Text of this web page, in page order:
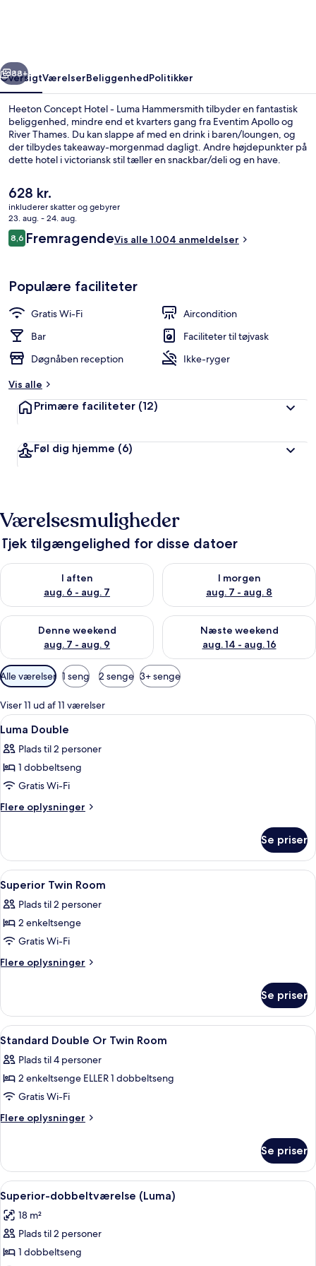
Næste
88+
OversigtVærelserBeliggenhedPolitikker
Heeton Concept Hotel - Luma Hammersmith tilbyder en fantastisk
beliggenhed, mindre end et kvarters gang fra Eventim Apollo og
River Thames. Du kan slappe af med en drink i baren/loungen, og
der tilbydes takeaway-morgenmad dagligt. Andre højdepunkter på
dette hotel i victoriansk stil tæller en snackbar/deli og en have.
Hammersmith Metrostation ligger 6 minutter derfra og Ravenscourt
Park Metrostation 10 minutter væk.
Den
nuværende
pris
er
628 kr.
628 kr.
inkluderer skatter og gebyrer
23. aug. - 24. aug.
Anmeldelser
8,68,6 ud af 10.
FremragendeVis alle 1.004 anmeldelser
Populære faciliteter
Gratis Wi-Fi
Aircondition
Bar
Faciliteter til tøjvask
Døgnåben reception
Ikke-ryger
Vis alle
Primære faciliteter (12)
Føl dig hjemme (6)
Værelsesmuligheder
Tjek tilgængelighed for disse datoer
I aften
aug. 6 - aug. 7
Tjek tilgængelighed for i aften aug. 6 - aug. 7
I morgen
aug. 7 - aug. 8
Tjek tilgængelighed for i
Denne weekend
aug. 7 - aug. 9
Tjek tilgængelighed for denne weekend aug. 7 - aug. 9
Næste weekend
aug. 14 - aug. 16
Tjek tilgængelighed for næste
Tilgængelige
filtre
for
værelser
Alle værelser 1 seng 2 senge 3+ senge
Viser 11 ud af 11 værelser
Indlæs
alle
billeder
af
Luma
Double
Pengeskab på værelset,
10
Luma Double
Plads til 2 personer
1 dobbeltseng
Gratis Wi-Fi
Flere oplysninger
Flere
Double
Se priser
Indlæs
alle
billeder
af
Superior
Twin
Pengeskab på værelset,
4
Superior Twin Room
Plads til 2 personer
2 enkeltsenge
Gratis Wi-Fi
Flere oplysninger
Flere
Twin
Room
Se priser
Indlæs
alle
billeder
af
Standard
Double
Room
Pengeskab på værelset,
8
Standard Double Or Twin Room
Plads til 4 personer
2 enkeltsenge ELLER 1 dobbeltseng
Gratis Wi-Fi
Flere oplysninger
Flere
Double
Or
Twin
Room
Se priser
Indlæs
alle
billeder
af
Superior-
Et hotelværelse med en seng, et
11
Superior-dobbeltværelse (Luma)
18 m²
Plads til 2 personer
1 dobbeltseng